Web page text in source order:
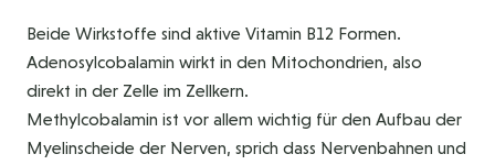
Beide Wirkstoffe sind aktive Vitamin B12 Formen.
Adenosylcobalamin wirkt in den Mitochondrien, also
direkt in der Zelle im Zellkern.
Methylcobalamin ist vor allem wichtig für den Aufbau der
Myelinscheide der Nerven, sprich dass Nervenbahnen und